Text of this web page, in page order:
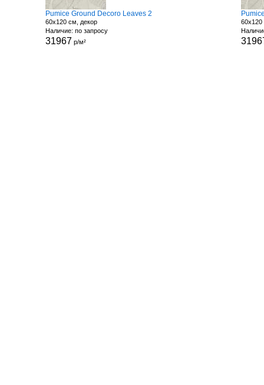
Pumice Ground Decoro Leaves 2
60x120 см, декор
Наличие: по запросу
31967 р/м²
60x120